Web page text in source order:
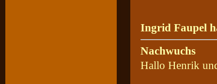
Ingrid Faupel
Nachwuchs
Hallo Henrik